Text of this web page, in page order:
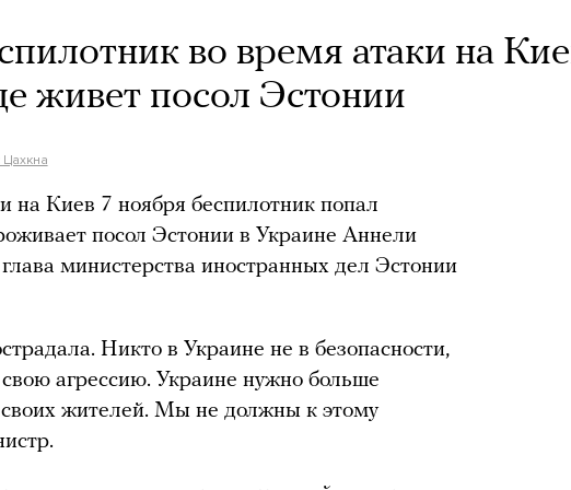
во время атаки на
живет посол Эстонии
Цахкна
на Киев 7 ноября беспилотник попал
посол Эстонии в Украине Аннели
министерства иностранных дел Эстонии
Никто в Украине не в безопасности,
агрессию. Украине нужно больше
жителей. Мы не должны к этому